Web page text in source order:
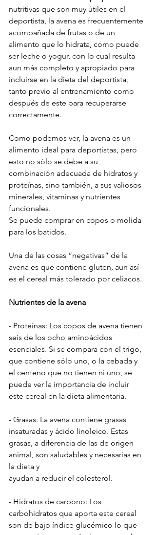
nutritivas que son muy útiles en el
deportista, la avena es frecuentemente
acompañada de frutas o de un
alimento que lo hidrata, como puede
ser leche o yogur, con lo cual resulta
aun más completo y apropiado para
incluirse en la dieta del deportista,
tanto previo al entrenamiento como
después de este para recuperarse
correctamente.
Como podemos ver, la avena es un
alimento ideal para deportistas, pero
esto no sólo se debe a su
combinación adecuada de hidratos y
proteínas, sino también, a sus valiosos
minerales, vitaminas y nutrientes
funcionales.
Se puede comprar en copos o molida
para los batidos.
Una de las cosas “negativas” de la
avena es que contiene gluten, aun así
es el cereal más tolerado por celiacos.
Nutrientes de la avena
- Proteínas: Los copos de avena tienen
seis de los ocho aminoácidos
esenciales. Si se compara con el trigo,
que contiene sólo uno, o la cebada y
el centeno que no tienen ni uno, se
puede ver la importancia de incluir
este cereal en la dieta alimentaria.
- Grasas: La avena contiene grasas
insaturadas y ácido linoleico. Estas
grasas, a diferencia de las de origen
animal, son saludables y necesarias en
la dieta y
ayudan a reducir el colesterol.
- Hidratos de carbono: Los
carbohidratos que aporta este cereal
son de bajo índice glucémico lo que